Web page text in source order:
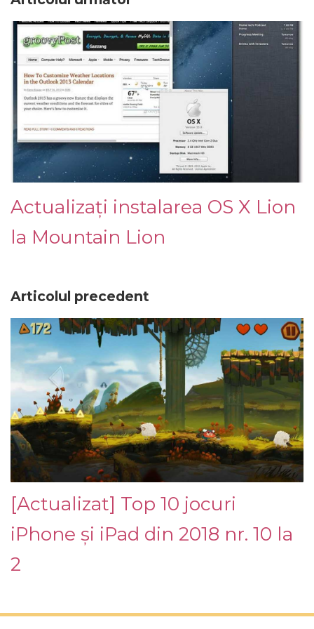
Actualizați instalarea OS X Lion
la Mountain Lion
Articolul precedent
[Actualizat] Top 10 jocuri
iPhone și iPad din 2018 nr. 10 la
2